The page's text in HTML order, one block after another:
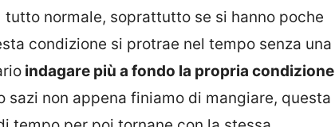
normale, soprattutto se si hanno poche
condizione si protrae nel tempo senza una
indagare più a fondo la propria condizione
sazi non appena finiamo di mangiare, questa